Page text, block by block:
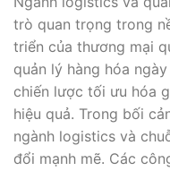
trò quan trọng trong
triển của thương mại
quản lý hàng hóa
chiến lược tối ưu hóa
hiệu quả. Trong bối
ngành logistics và
đổi mạnh mẽ. Các